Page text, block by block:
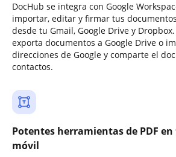
DocHub se integra con Google
importar, editar y firmar tus
desde tu Gmail, Google Drive y
exporta documentos a Google Drive o
direcciones de Google y comparte el
contactos.
Potentes herramientas de PDF
móvil